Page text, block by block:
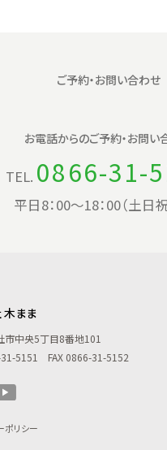
ご予約・お問い合わせ
お電話からのご予約・お問い
TEL. 0866-31-
平日8：00〜18：00（土日
木まま
市中央5丁目8番地101
5151 FAX 0866-31-5152
ポリシー